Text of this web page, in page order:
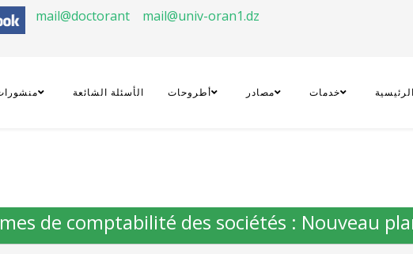
mail@doctorant mail@univ-oran1.dz
الرئيسية خدمات مصادر أطروحات الأسئلة الشائعة
de comptabilité des sociétés : Nouveau